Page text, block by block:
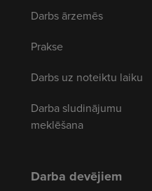
Darbs ārzemēs
Prakse
Darbs uz noteiktu laiku
Darba sludinājumu
meklēšana
Darba devējiem